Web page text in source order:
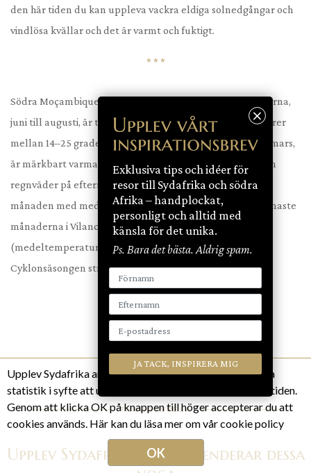
den här tiden du kan uppleva vackra eldiga solnedgångar och
vindlösa kvällar och det är varmt och fuktigt.
* * *
Södra Moçambique har ett tropiskt klimat. Vintermånaderna,
juni till augusti, är torra och milda, med medeltemperaturer
mellan 14–25 grader. Sommarmånaderna, november till mars,
är märkbart varmare och fuktigare med tillfälliga åsk- och
regnväder på eftermiddagarna. Januari är den varmaste
månaden med medeltemperatur runt 30 grader. De varmaste
månaderna i Vilanculos är oktober, november
(medeltemperatur 26 grader), december och januari.
Cyklonsäsongen sträcker sig från januari till mars.
TILLÄGGSRESA
Upplev Sydafrika rekommenderar dessa
Upplev Sydafrika använder kakor (cookies) för att samla
statistik i syfte att utveckla hemsidan ännu bättre i framtiden.
Genom att klicka OK på knappen till höger accepterar du att
cookies används. Här kan du läsa mer om vår cookie policy
OK
Exklusiva tips och idéer för
resor till Sydafrika och södra
Afrika – handplockat,
personligt och alltid med
känsla för det unika.
Ps. Bara det bästa. Aldrig spam.